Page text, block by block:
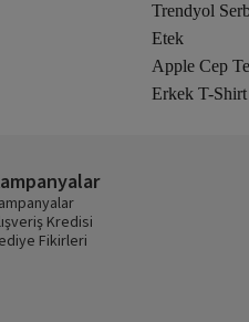
Trendyol
Etek
Apple Cep
Erkek T-Shirt
Kredisi
Fikirleri